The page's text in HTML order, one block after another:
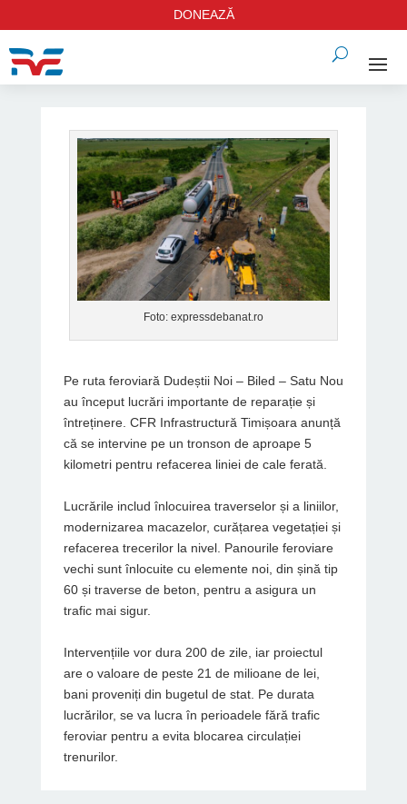
DONEAZĂ
Foto: expressdebanat.ro
Pe ruta feroviară Dudeștii Noi – Biled – Satu Nou
au început lucrări importante de reparație și
întreținere. CFR Infrastructură Timișoara anunță
că se intervine pe un tronson de aproape 5
kilometri pentru refacerea liniei de cale ferată.
Lucrările includ înlocuirea traverselor și a liniilor,
modernizarea macazelor, curățarea vegetației și
refacerea trecerilor la nivel. Panourile feroviare
vechi sunt înlocuite cu elemente noi, din șină tip
60 și traverse de beton, pentru a asigura un
trafic mai sigur.
Intervențiile vor dura 200 de zile, iar proiectul
are o valoare de peste 21 de milioane de lei,
bani proveniți din bugetul de stat. Pe durata
lucrărilor, se va lucra în perioadele fără trafic
feroviar pentru a evita blocarea circulației
trenurilor.